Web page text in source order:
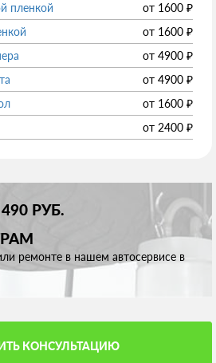
пленкой
от 1600 ₽
от 1600 ₽
от 4900 ₽
от 4900 ₽
от 1600 ₽
от 2400 ₽
РУБ.
ремонте в нашем автосервисе в
КОНСУЛЬТАЦИЮ